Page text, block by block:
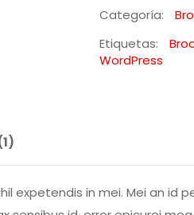
Categoría:
Etiquetas:
WordPress
in mei. Mei an id